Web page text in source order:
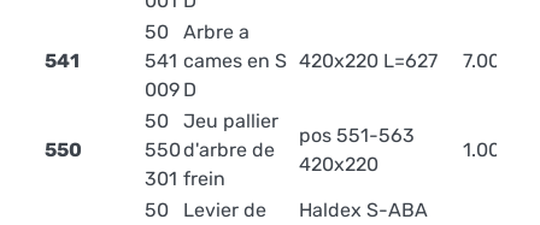
541
50
541
009
Arbre a
cames en S
D
420x220 L=627 7.00
550
50
550
301
Jeu pallier
d'arbre de
frein
pos 551-563
420x220
1.00
50
Levier de
Haldex S-ABA